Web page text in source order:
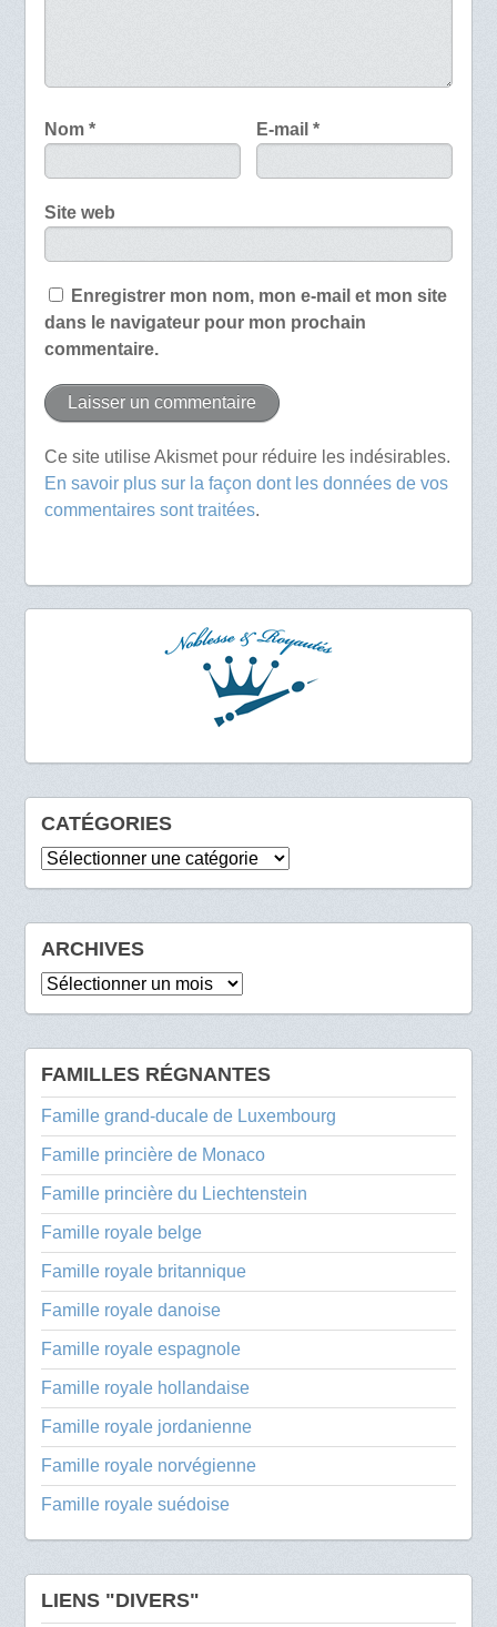
Nom * E-mail*
Site web
Enregistrer mon nom, mon e-mail et mon site
dans le navigateur pour mon prochain
commentaire.
Ce site utilise Akismet pour réduire les indésirables.
En savoir plus sur la façon dont les données de vos
commentaires sont traitées.
CATÉGORIES
Catégories
ARCHIVES
Archives
FAMILLES RÉGNANTES
Famille grand-ducale de Luxembourg
Famille princière de Monaco
Famille princière du Liechtenstein
Famille royale belge
Famille royale britannique
Famille royale danoise
Famille royale espagnole
Famille royale hollandaise
Famille royale jordanienne
Famille royale norvégienne
Famille royale suédoise
LIENS "DIVERS"